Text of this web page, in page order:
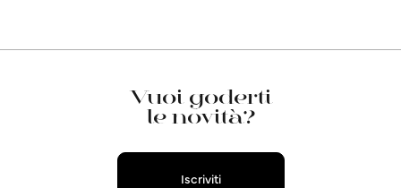
Vuoi goderti
le novità?
Iscriviti